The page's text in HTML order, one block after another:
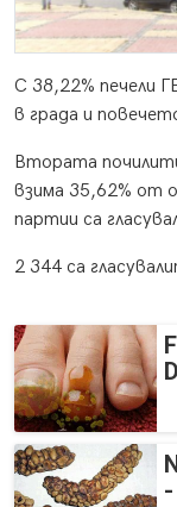
С 38,22% печели
в града и
Втората
взима 35,62% от
партии са
2 344 са